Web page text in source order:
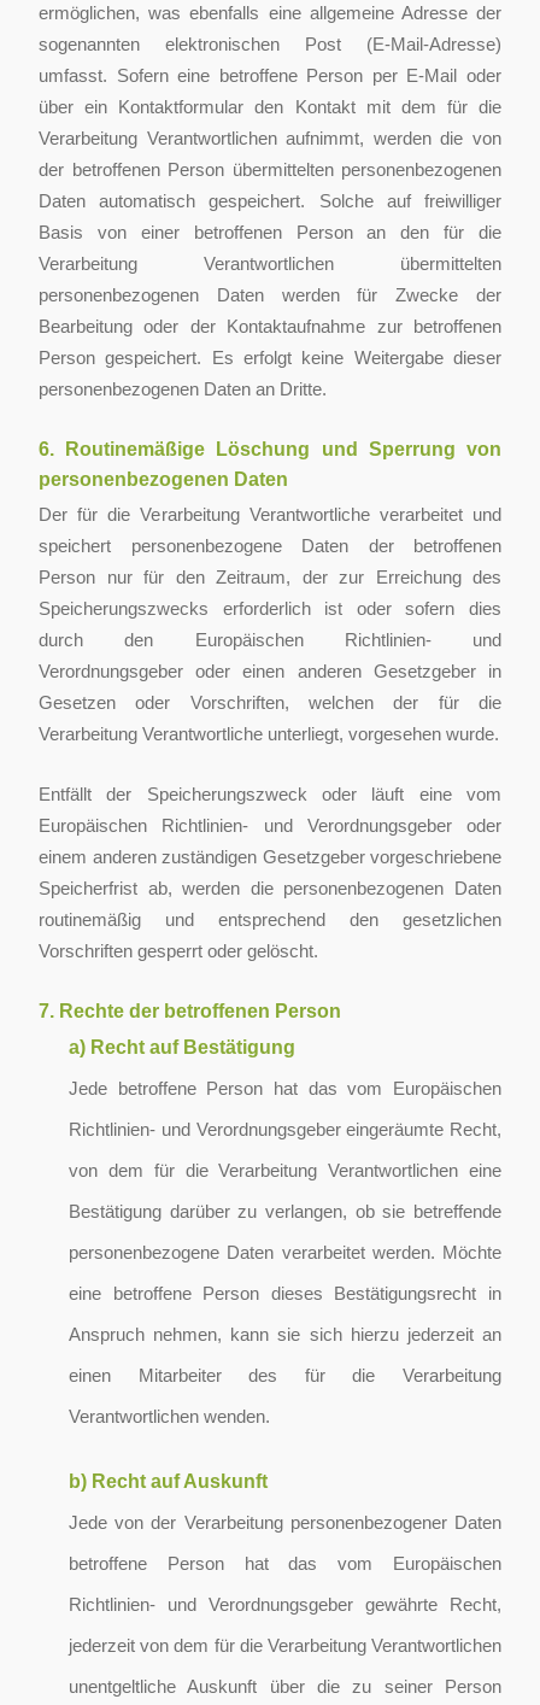
ermöglichen, was ebenfalls eine allgemeine Adresse der
sogenannten elektronischen Post (E-Mail-Adresse)
umfasst. Sofern eine betroffene Person per E-Mail oder
über ein Kontaktformular den Kontakt mit dem für die
Verarbeitung Verantwortlichen aufnimmt, werden die von
der betroffenen Person übermittelten personenbezogenen
Daten automatisch gespeichert. Solche auf freiwilliger
Basis von einer betroffenen Person an den für die
Verarbeitung Verantwortlichen übermittelten
personenbezogenen Daten werden für Zwecke der
Bearbeitung oder der Kontaktaufnahme zur betroffenen
Person gespeichert. Es erfolgt keine Weitergabe dieser
personenbezogenen Daten an Dritte.
6. Routinemäßige Löschung und Sperrung von
personenbezogenen Daten
Der für die Verarbeitung Verantwortliche verarbeitet und
speichert personenbezogene Daten der betroffenen
Person nur für den Zeitraum, der zur Erreichung des
Speicherungszwecks erforderlich ist oder sofern dies
durch den Europäischen Richtlinien- und
Verordnungsgeber oder einen anderen Gesetzgeber in
Gesetzen oder Vorschriften, welchen der für die
Verarbeitung Verantwortliche unterliegt, vorgesehen wurde.
Entfällt der Speicherungszweck oder läuft eine vom
Europäischen Richtlinien- und Verordnungsgeber oder
einem anderen zuständigen Gesetzgeber vorgeschriebene
Speicherfrist ab, werden die personenbezogenen Daten
routinemäßig und entsprechend den gesetzlichen
Vorschriften gesperrt oder gelöscht.
7. Rechte der betroffenen Person
a) Recht auf Bestätigung
Jede betroffene Person hat das vom Europäischen
Richtlinien- und Verordnungsgeber eingeräumte Recht,
von dem für die Verarbeitung Verantwortlichen eine
Bestätigung darüber zu verlangen, ob sie betreffende
personenbezogene Daten verarbeitet werden. Möchte
eine betroffene Person dieses Bestätigungsrecht in
Anspruch nehmen, kann sie sich hierzu jederzeit an
einen Mitarbeiter des für die Verarbeitung
Verantwortlichen wenden.
b) Recht auf Auskunft
Jede von der Verarbeitung personenbezogener Daten
betroffene Person hat das vom Europäischen
Richtlinien- und Verordnungsgeber gewährte Recht,
jederzeit von dem für die Verarbeitung Verantwortlichen
unentgeltliche Auskunft über die zu seiner Person